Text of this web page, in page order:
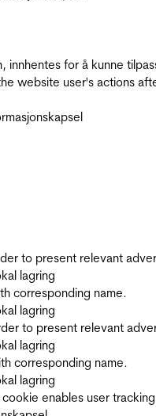
for å kunne
website user's actions
to present relevant
lagring
corresponding name.
lagring
to present relevant
lagring
corresponding name.
lagring
enables user